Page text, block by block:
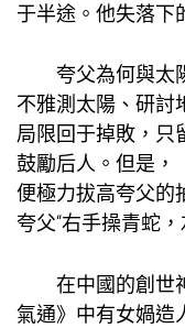
于半途。他失落下
夸父為何與太
不雅測太陽、研討
局限回于掉敗，只
鼓勵后人。但是，
便極力拔高夸父的
夸父“右手操青蛇
在中國的創世
氣通》中有女媧造